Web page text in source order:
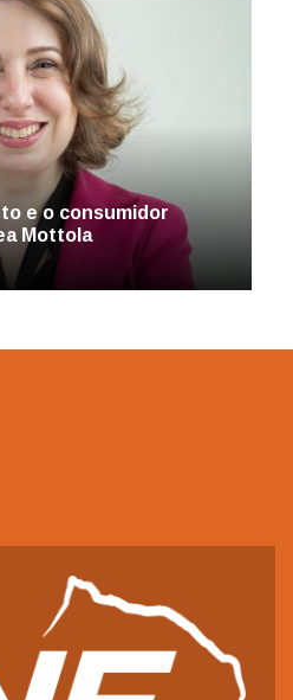
e o consumidor
Mottola